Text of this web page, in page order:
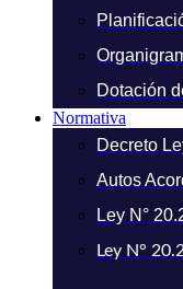
Dotación
Normativa
Decreto
Autos
Ley N°
Ley N°